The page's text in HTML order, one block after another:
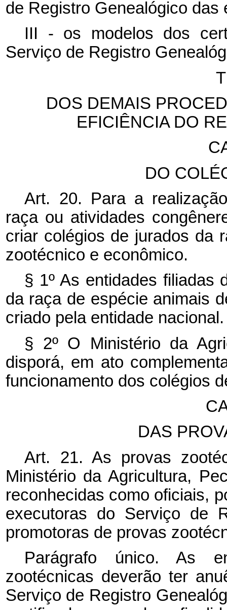
de Registro Genealógico das
III - os modelos dos
Serviço de Registro
DOS DEMAIS
EFICIÊNCIA DO
DO
Art. 20. Para a
raça ou atividades
criar colégios de jurados da
zootécnico e econômico.
§ 1º As entidades filiadas
da raça de espécie animais
criado pela entidade nacional.
§ 2º O Ministério da
disporá, em ato
funcionamento dos colégios
DAS
Art. 21. As provas
Ministério da Agricultura,
reconhecidas como oficiais,
executoras do Serviço de
promotoras de provas
Parágrafo único. As
zootécnicas deverão ter
Serviço de Registro